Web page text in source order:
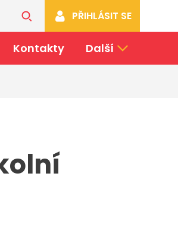
PŘIHLÁSIT SE
Kontakty Další